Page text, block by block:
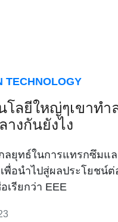
TECHNOLOGY
โลยีใหญ่ๆเขาทำ
างกันยังไง
ลยุทธ์ในการแทรกซึมแ
พื่อนำไปสู่ผลประโยชน์
เรียกว่า EEE